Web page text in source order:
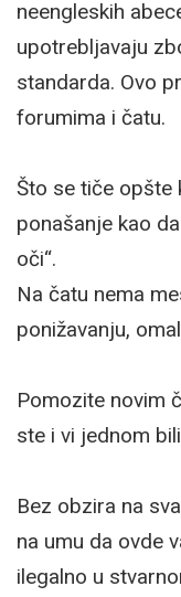
neengleskih
upotrebljavaju
standarda. Ovo
forumima i čatu.
Što se tiče opšte
ponašanje kao
oči“.
Na čatu nema
ponižavanju,
Pomozite novim
ste i vi jednom
Bez obzira na
na umu da ovde
ilegalno u